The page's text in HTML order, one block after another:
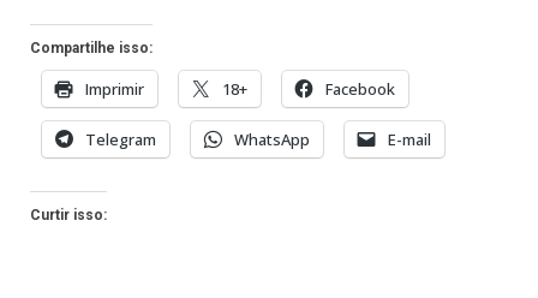
Compartilhe isso:
Imprimir 18+ Facebook
Telegram WhatsApp E-mail
Curtir isso: